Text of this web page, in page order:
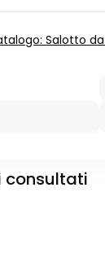
Salotto
consultati